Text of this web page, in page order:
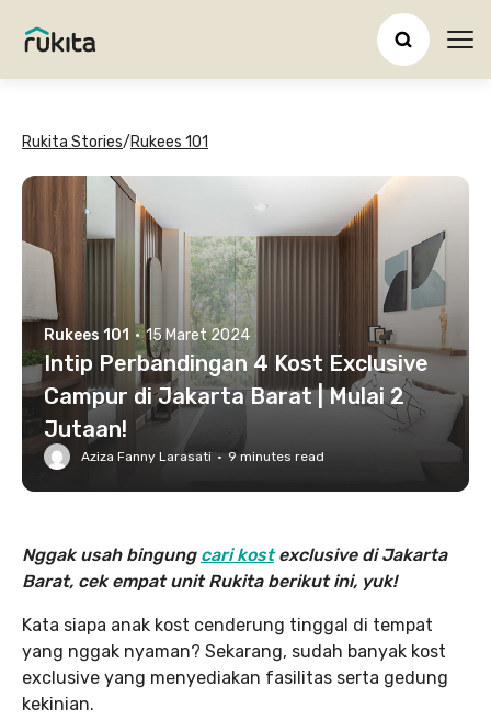
Rukita Stories/Rukees 101
Rukees 101 · 15 Maret 2024
Intip Perbandingan 4 Kost Exclusive
Campur di Jakarta Barat | Mulai 2
Jutaan!
Aziza Fanny Larasati · 9 minutes read
Nggak usah bingung cari kostexclusive di Jakarta
Barat, cek empat unit Rukita berikut ini, yuk!
Kata siapa anak kost cenderung tinggal di tempat
yang nggak nyaman? Sekarang, sudah banyak kost
exclusive yang menyediakan fasilitas serta gedung
kekinian.